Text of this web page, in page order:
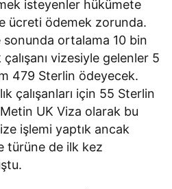
isteyenler hükümete
ücreti ödemek zorunda.
ortalama 10 bin
vizesiyle gelenler 5
479 Sterlin ödeyecek.
çalışanları için 55 Sterlin
UK Viza olarak bu
işlemi yaptık ancak
türüne de ilk kez